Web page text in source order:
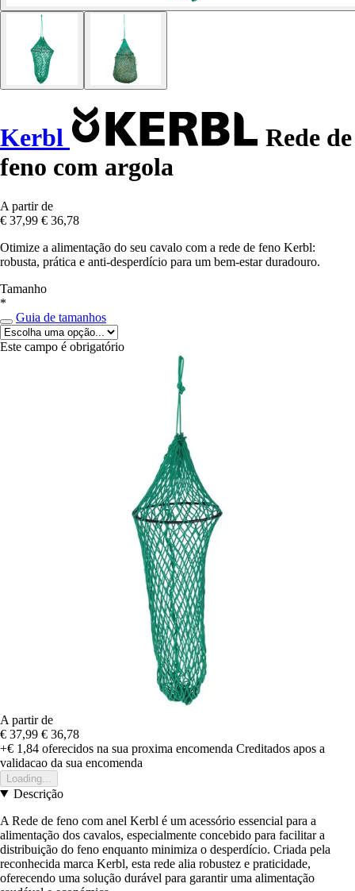
Kerbl
Rede de
feno com argola
A partir de
€ 37,99 € 36,78
Otimize a alimentação do seu cavalo com a rede de feno Kerbl:
robusta, prática e anti-desperdício para um bem-estar duradouro.
Tamanho
*
Guia de tamanhos
Este campo é obrigatório
A partir de
€ 37,99 € 36,78
+€ 1,84 oferecidos na sua proxima encomenda Creditados apos a
validacao da sua encomenda
Loading...
Descrição
A Rede de feno com anel Kerbl é um acessório essencial para a
alimentação dos cavalos, especialmente concebido para facilitar a
distribuição do feno enquanto minimiza o desperdício. Criada pela
reconhecida marca Kerbl, esta rede alia robustez e praticidade,
oferecendo uma solução durável para garantir uma alimentação